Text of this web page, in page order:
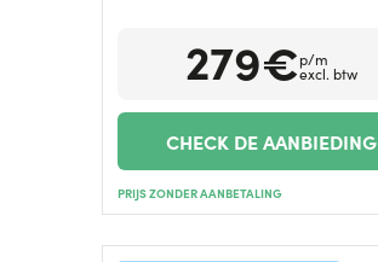
279€p/m
excl. btw
CHECK DE AANBIEDING
PRIJS ZONDER AANBETALING